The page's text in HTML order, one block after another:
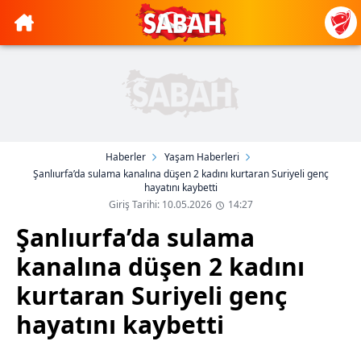
Haberler
Yaşam Haberleri
Şanlıurfa’da sulama kanalına düşen 2 kadını kurtaran Suriyeli genç
hayatını kaybetti
Giriş Tarihi: 10.05.2026
14:27
Şanlıurfa’da sulama
kanalına düşen 2 kadını
kurtaran Suriyeli genç
hayatını kaybetti